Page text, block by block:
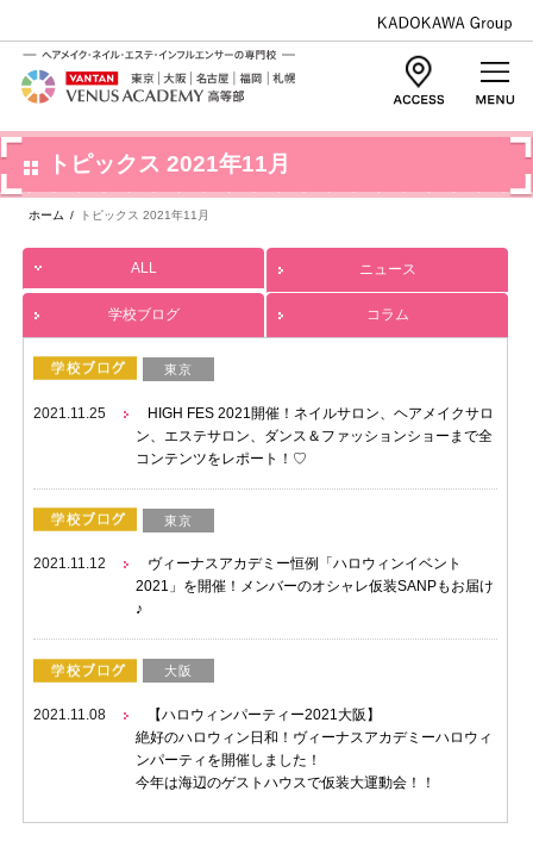
トピックス 2021年11月
ホーム / トピックス 2021年11月
ALL ニュース
学校ブログ コラム
東京
2021.11.25
HIGH FES 2021開催！ネイルサロン、ヘアメイクサロ
ン、エステサロン、ダンス＆ファッションショーまで全
コンテンツをレポート！♡
東京
2021.11.12
ヴィーナスアカデミー恒例「ハロウィンイベント
2021」を開催！メンバーのオシャレ仮装SANPもお届け
♪
大阪
2021.11.08
【ハロウィンパーティー2021大阪】
絶好のハロウィン日和！ヴィーナスアカデミーハロウィ
ンパーティを開催しました！
今年は海辺のゲストハウスで仮装大運動会！！